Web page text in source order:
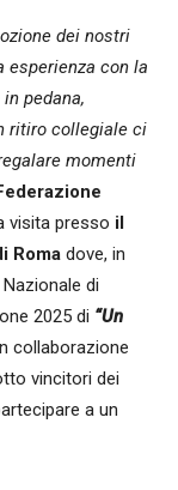
dei nostri
con la
pedana,
ritiro collegiale ci
momenti
visita presso il
Roma dove, in
di
2025 di “Un
collaborazione
vincitori dei
a un